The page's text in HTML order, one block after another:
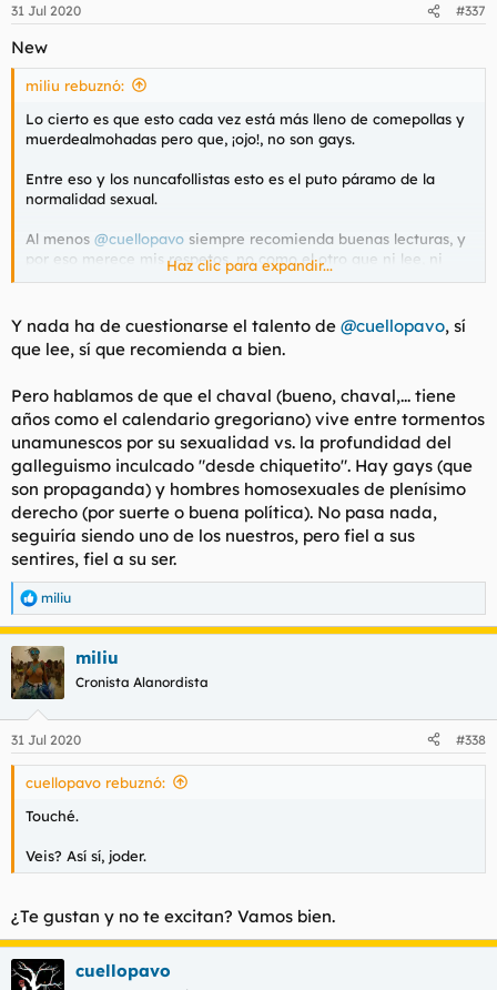
31 Jul 2020 #337
New
miliu rebuznó:
Lo cierto es que esto cada vez está más lleno de comepollas y
muerdealmohadas pero que, ¡ojo!, no son gays.
Entre eso y los nuncafollistas esto es el puto páramo de la
normalidad sexual.
Al menos @cuellopavo siempre recomienda buenas lecturas, y
por eso merece mis respetos, no como el otro que ni lee, ni
escribe bien y tiene la neurona justa para no cagarse mientras
A ver si sale alguna foto de una fémina no deforme desnuda
en alguna de esas playas.
Haz clic para expandir...
Y nada ha de cuestionarse el talento de @cuellopavo, sí
que lee, sí que recomienda a bien.
Pero hablamos de que el chaval (bueno, chaval,... tiene
años como el calendario gregoriano) vive entre tormentos
unamunescos por su sexualidad vs. la profundidad del
galleguismo inculcado "desde chiquetito". Hay gays (que
son propaganda) y hombres homosexuales de plenísimo
derecho (por suerte o buena política). No pasa nada,
seguiría siendo uno de los nuestros, pero fiel a sus
sentires, fiel a su ser.
R
e
a
c
c
i
e
s
miliu
miliu
Cronista Alanordista
31 Jul 2020 #338
cuellopavo rebuznó:
Touché.
Veis? Así sí, joder.
¿Te gustan y no te excitan? Vamos bien.
cuellopavo